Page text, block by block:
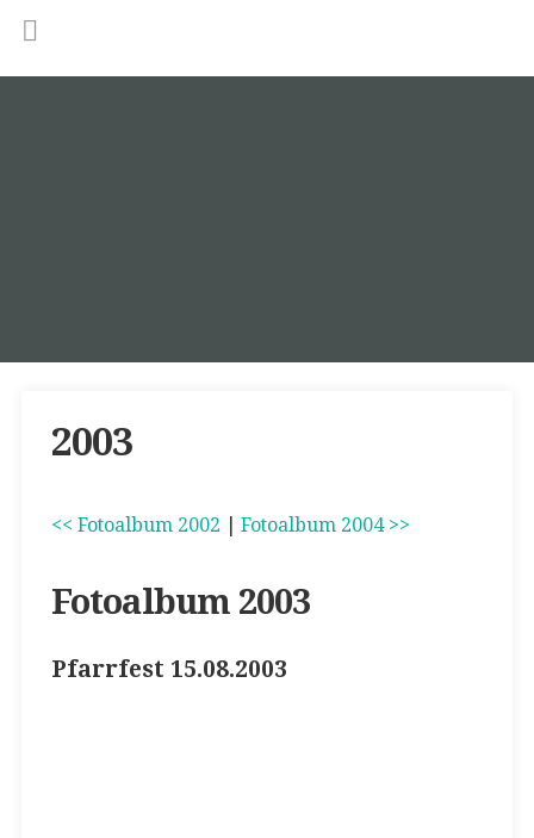
2003
<< Fotoalbum 2002 Fotoalbum 2004 >>
Fotoalbum 2003
Pfarrfest 15.08.2003